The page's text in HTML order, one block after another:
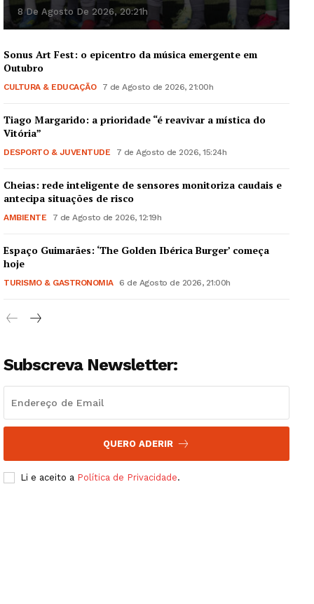
8 De Agosto De 2026, 20:21h
Sonus Art Fest: o epicentro da música emergente em
Outubro
CULTURA & EDUCAÇÃO 7 de Agosto de 2026, 21:00h
Tiago Margarido: a prioridade “é reavivar a mística do
Vitória”
DESPORTO & JUVENTUDE 7 de Agosto de 2026, 15:24h
Cheias: rede inteligente de sensores monitoriza caudais e
antecipa situações de risco
AMBIENTE 7 de Agosto de 2026, 12:19h
Espaço Guimarães: ‘The Golden Ibérica Burger’ começa
hoje
TURISMO & GASTRONOMIA 6 de Agosto de 2026, 21:00h
Subscreva Newsletter:
QUERO ADERIR
Li e aceito a Política de Privacidade.